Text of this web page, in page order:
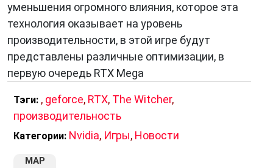
уменьшения огромного влияния, которое эта
технология оказывает на уровень
производительности, в этой игре будут
представлены различные оптимизации, в
первую очередь RTX Mega
Тэги: , geforce, RTX, The Witcher,
производительность
Категории: Nvidia, Игры, Новости
МАР